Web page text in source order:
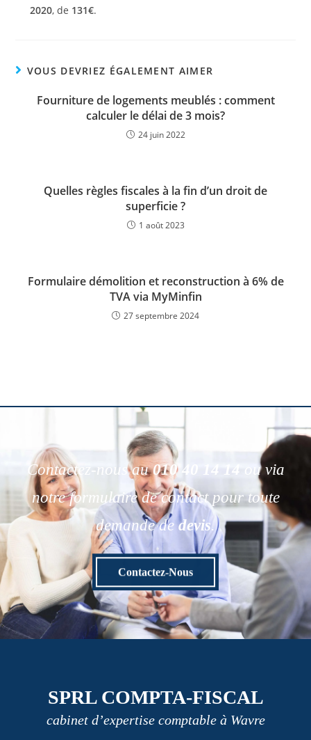
2020, de 131€.
VOUS DEVRIEZ ÉGALEMENT AIMER
Fourniture de logements meublés : comment
calculer le délai de 3 mois?
24 juin 2022
Quelles règles fiscales à la fin d’un droit de
superficie ?
1 août 2023
Formulaire démolition et reconstruction à 6% de
TVA via MyMinfin
27 septembre 2024
Contactez-nous au010 40 14 14
ou via
notre formulaire de contact pour toute
demande de devis.
Contactez-Nous
SPRL COMPTA-FISCAL
cabinet d’expertise comptable à Wavre